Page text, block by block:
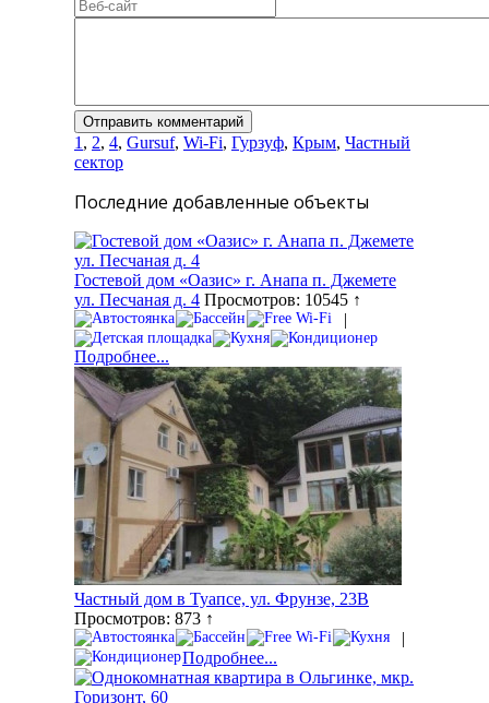
1 , 2, 4, Gursuf, Wi-Fi, Гурзуф, Крым, Частный
сектор
Последние добавленные объекты
Гостевой дом «Оазис» г. Анапа п. Джемете
ул. Песчаная д. 4 Просмотров: 10545 ↑
|
Подробнее...
Частный дом в Туапсе, ул. Фрунзе, 23В
Просмотров: 873 ↑
|
Подробнее...